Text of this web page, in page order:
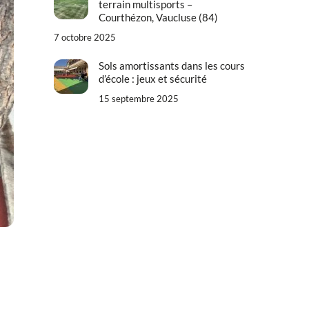
terrain multisports –
Courthézon, Vaucluse (84)
7 octobre 2025
Sols amortissants dans les cours
d’école : jeux et sécurité
15 septembre 2025